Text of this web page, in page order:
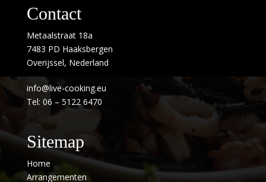
Contact
Metaalstraat 18a
7483 PD Haaksbergen
Overijssel, Nederland
info@live-cooking.eu
Tel: 06 – 5122 6470
Sitemap
Home
Arrangementen